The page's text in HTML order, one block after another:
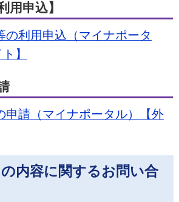
用申込】
の利用申込（マイナポータ
】
申請（マイナポータル）【外
内容に関するお問い合